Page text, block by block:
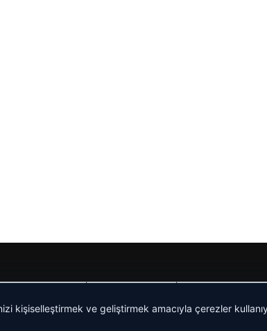
kişiselleştirmek ve geliştirmek amacıyla çerezler